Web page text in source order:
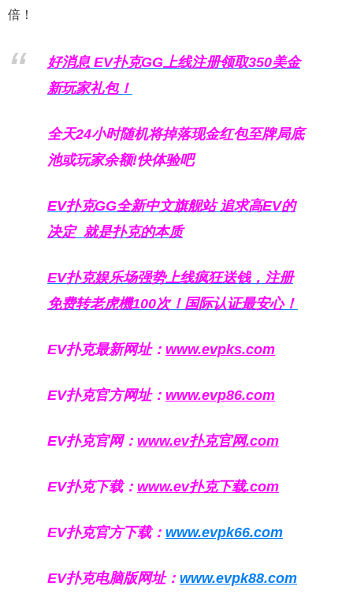
倍！
好消息 EV扑克GG上线注册领取350美金
新玩家礼包！
全天24小时随机将掉落现金红包至牌局底
池或玩家余额!快体验吧
EV扑克GG全新中文旗舰站追求高EV的
决定 就是扑克的本质
EV扑克娱乐场强势上线疯狂送钱，注册
免费转老虎機100次！国际认证最安心！
EV扑克最新网址： www.evpks.com
EV扑克官方网址： www.evp86.com
EV扑克官网： www.ev扑克官网.com
EV扑克下载： www.ev扑克下载.com
EV扑克官方下载： www.evpk66.com
EV扑克电脑版网址： www.evpk88.com